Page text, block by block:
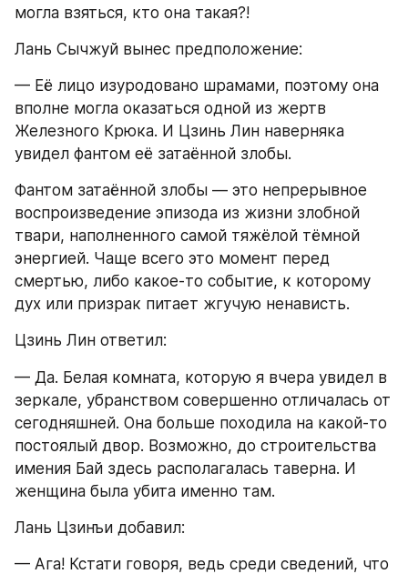
могла взяться, кто она такая?!
Лань Сычжуй вынес предположение:
— Её лицо изуродовано шрамами, поэтому она
вполне могла оказаться одной из жертв
Железного Крюка. И Цзинь Лин наверняка
увидел фантом её затаённой злобы.
Фантом затаённой злобы — это непрерывное
воспроизведение эпизода из жизни злобной
твари, наполненного самой тяжёлой тёмной
энергией. Чаще всего это момент перед
смертью, либо какое-то событие, к которому
дух или призрак питает жгучую ненависть.
Цзинь Лин ответил:
— Да. Белая комната, которую я вчера увидел в
зеркале, убранством совершенно отличалась от
сегодняшней. Она больше походила на какой-то
постоялый двор. Возможно, до строительства
имения Бай здесь располагалась таверна. И
женщина была убита именно там.
Лань Цзинъи добавил:
— Ага! Кстати говоря, ведь среди сведений, что